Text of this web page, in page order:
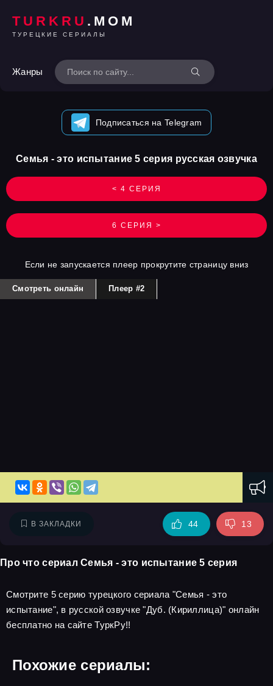
TURKRU .MOM
ТУРЕЦКИЕ СЕРИАЛЫ
Жанры
Подписаться на Telegram
< 4 СЕРИЯ
Семья - это испытание 5 серия русская озвучка
6 СЕРИЯ >
Если не запускается плеер прокрутите страницу вниз
Смотреть онлайн Плеер #2
В ЗАКЛАДКИ 44 13
Про что сериал Семья - это испытание 5 серия
Смотрите 5 серию турецкого сериала "Семья - это
испытание", в русской озвучке "Дуб. (Кириллица)" онлайн
бесплатно на сайте ТуркРу!!
Похожие сериалы: